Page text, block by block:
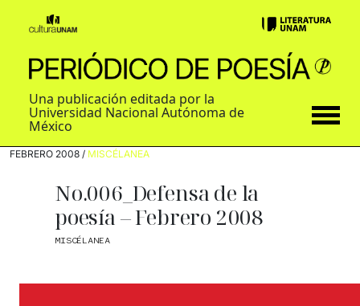
Una publicación editada por la
Universidad Nacional Autónoma de
México
FEBRERO 2008 / MISCÉLANEA
No.006_Defensa de la
poesía – Febrero 2008
MISCÉLANEA